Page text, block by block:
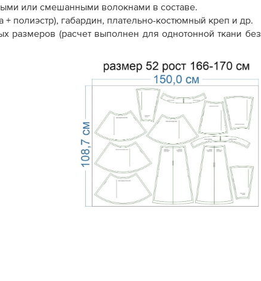
или смешанными волокнами в составе.
полиэстр), габардин, плательно-костюмный креп и др.
размеров (расчет выполнен для однотонной ткани без